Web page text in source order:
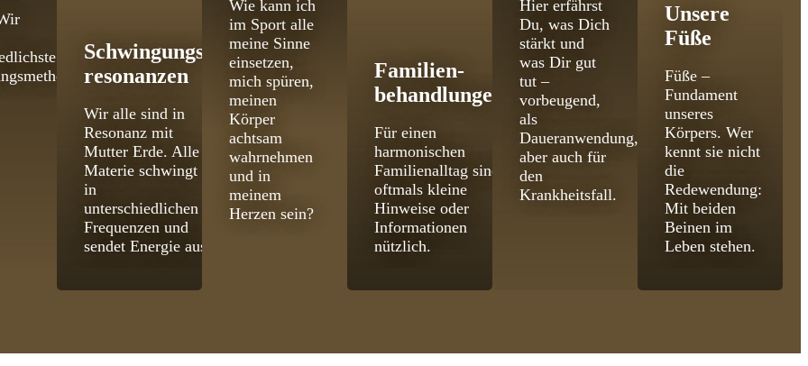
Schwingungs­
resonanzen
Wir alle sind in
Resonanz mit
Mutter Erde. Alle
Materie schwingt
in
unterschiedlichen
Frequenzen und
sendet Energie aus.
Wie kann ich
im Sport alle
meine Sinne
einsetzen,
mich spüren,
meinen
Körper
achtsam
wahrnehmen
und in
meinem
Herzen sein?
Familien­
behandlungen
Für einen
harmonischen
Familienalltag sind
oftmals kleine
Hinweise oder
Informationen
nützlich.
Hier erfährst
Du, was Dich
stärkt und
was Dir gut
tut –
vorbeugend,
als
Daueranwendung,
aber auch für
den
Krankheitsfall.
Unsere
Füße
Füße –
Fundament
unseres
Körpers. Wer
kennt sie nicht
die
Redewendung:
Mit beiden
Beinen im
Leben stehen.